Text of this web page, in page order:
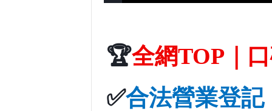
🏆全網TOP｜
✅合法營業登記